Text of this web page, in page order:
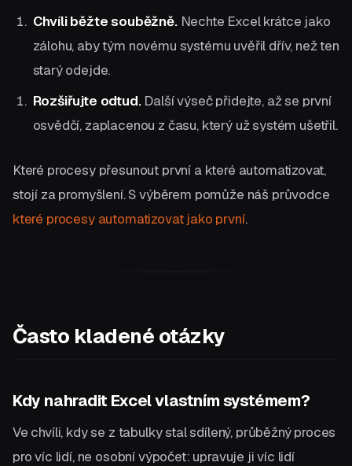
Chvíli běžte souběžně.Nechte Excel krátce jako
zálohu, aby tým novému systému uvěřil dřív, než ten
starý odejde.
Rozšiřujte odtud.Další výseč přidejte, až se první
osvědčí, zaplacenou z času, který už systém ušetřil.
Které procesy přesunout první a které automatizovat,
stojí za promyšlení. S výběrem pomůže náš průvodce
které procesy automatizovat jako první.
Často kladené otázky
Kdy nahradit Excel vlastním systémem?
Ve chvíli, kdy se z tabulky stal sdílený, průběžný proces
pro víc lidí, ne osobní výpočet: upravuje ji víc lidí